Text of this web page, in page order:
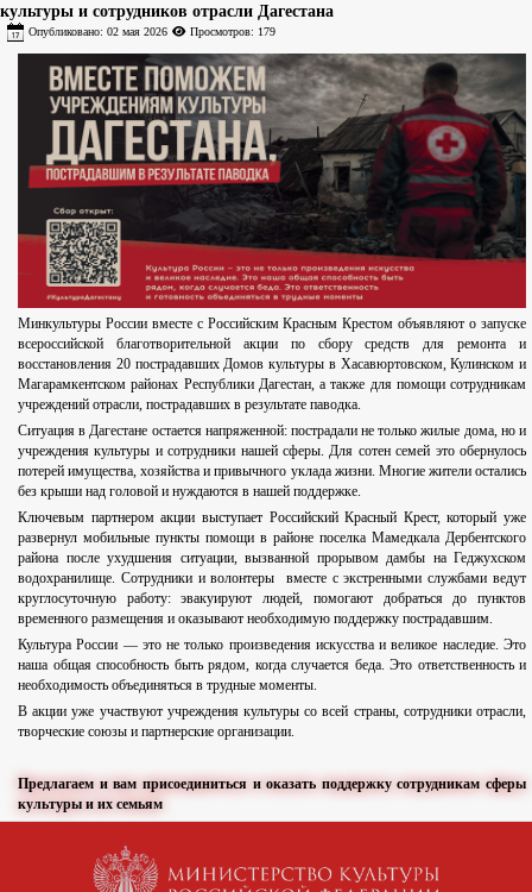
культуры и сотрудников отрасли Дагестана
Опубликовано: 02 мая 2026 Просмотров: 179
Минкультуры России вместе с Российским Красным Крестом объявляют о запуске
всероссийской благотворительной акции по сбору средств для ремонта и
восстановления 20 пострадавших Домов культуры в Хасавюртовском, Кулинском и
Магарамкентском районах Республики Дагестан, а также для помощи сотрудникам
учреждений отрасли, пострадавших в результате паводка.
Ситуация в Дагестане остается напряженной: пострадали не только жилые дома, но и
учреждения культуры и сотрудники нашей сферы. Для сотен семей это обернулось
потерей имущества, хозяйства и привычного уклада жизни. Многие жители остались
без крыши над головой и нуждаются в нашей поддержке.
Ключевым партнером акции выступает Российский Красный Крест, который уже
развернул мобильные пункты помощи в районе поселка Мамедкала Дербентского
района после ухудшения ситуации, вызванной прорывом дамбы на Геджухском
водохранилище. Сотрудники и волонтеры вместе с экстренными службами ведут
круглосуточную работу: эвакуируют людей, помогают добраться до пунктов
временного размещения и оказывают необходимую поддержку пострадавшим.
Культура России — это не только произведения искусства и великое наследие. Это
наша общая способность быть рядом, когда случается беда. Это ответственность и
необходимость объединяться в трудные моменты.
В акции уже участвуют учреждения культуры со всей страны, сотрудники отрасли,
творческие союзы и партнерские организации.
Предлагаем и вам присоединиться и оказать поддержку сотрудникам сферы
культуры и их семьям